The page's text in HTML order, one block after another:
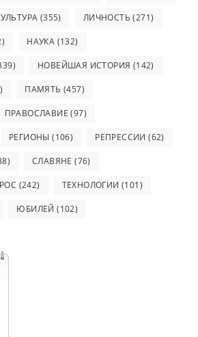
(355) ЛИЧНОСТЬ (271)
НАУКА (132)
НОВЕЙШАЯ ИСТОРИЯ (142)
ПАМЯТЬ (457)
ПРАВОСЛАВИЕ (97)
РЕГИОНЫ (106) РЕПРЕССИИ (62)
СЛАВЯНЕ (76)
(242) ТЕХНОЛОГИИ (101)
ЮБИЛЕЙ (102)